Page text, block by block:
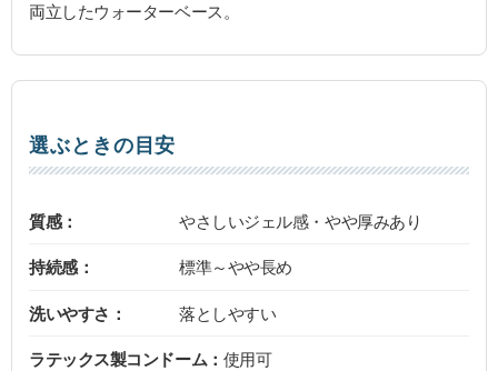
両立したウォーターベース。
選ぶときの目安
質感： やさしいジェル感・やや厚みあり
持続感： 標準～やや長め
洗いやすさ： 落としやすい
ラテックス製コンドーム： 使用可